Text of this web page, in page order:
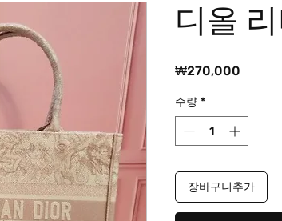
디올
₩270,000
수량 *
장바구니추가